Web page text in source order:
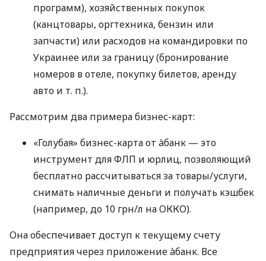
программ), хозяйственных покупок
(канцтовары, оргтехника, бензин или
запчасти) или расходов на командировки по
Украинее или за границу (бронирование
номеров в отеле, покупку билетов, аренду
авто и т. п.).
Рассмотрим два примера бизнес-карт:
«Голубая» бизнес-карта от àбанк — это
инструмент для ФЛП и юрлиц, позволяющий
бесплатно рассчитываться за товары/услуги,
снимать наличные деньги и получать кэшбек
(например, до 10 грн/л на ОККО).
Она обеспечивает доступ к текущему счету
предприятия через приложение àбанк. Все